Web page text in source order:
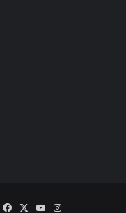
FacebookYouTubeInstagram